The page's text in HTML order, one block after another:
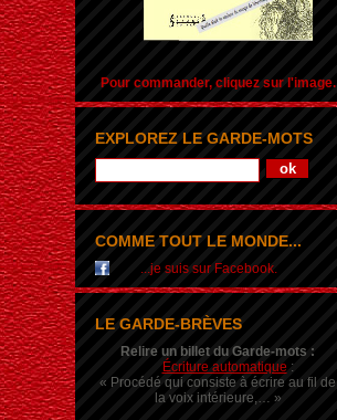
Pour commander, cliquez sur l'image.
EXPLOREZ LE GARDE-MOTS
COMME TOUT LE MONDE...
...je suis sur Facebook.
LE GARDE-BRÈVES
Relire un billet du Garde-mots :
Écriture automatique :
« Procédé qui consiste à écrire au fil de
la voix intérieure,… »